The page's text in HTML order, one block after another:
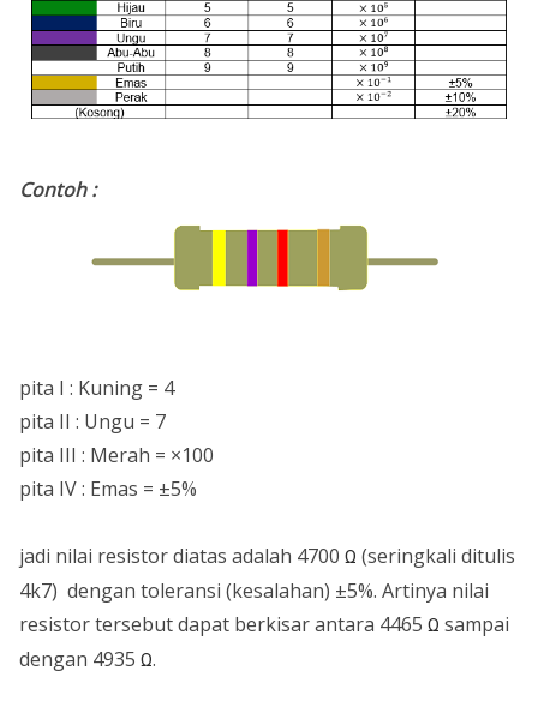
Contoh :
pita I : Kuning = 4
pita II : Ungu = 7
pita III : Merah = ×100
pita IV : Emas = ±5%
jadi nilai resistor diatas adalah 4700 Ω (seringkali ditulis
4k7) dengan toleransi (kesalahan) ±5%. Artinya nilai
resistor tersebut dapat berkisar antara 4465 Ω sampai
dengan 4935 Ω.